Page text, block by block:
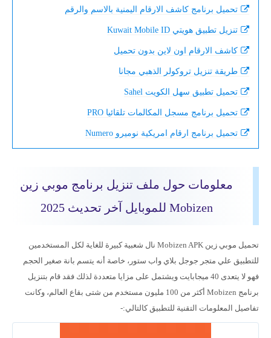
تحميل برنامج كاشف الارقام اليمنية بالاسم والرقم
تنزيل تطبيق هويتي Kuwait Mobile ID
كاشف الارقام اون لاين بدون تحميل
طريقة تنزيل تروكولر الذهبي مجانا
تحميل تطبيق سهل الكويت Sahel
تحميل برنامج مسجل المكالمات تلقائيا PRO
تحميل برنامج ارقام امريكية نوميرو Numero
معلومات حول ملف تنزيل برنامج موبي زين
Mobizen للموبايل آخر تحديث 2025
تحميل موبي زين Mobizen APK نال شعبية كبيرة للغاية لكل المستخدمين
للتطبيق علي متجر جوجل بلاي واب ستور، خاصة أنه يتسم بانة صغير الحجم
فهو لا يتعدى 40 ميجابايت ويشتمل على مزايا متعددة لذلك فقد قام بتنزيل
برنامج Mobizen أكثر من 100 مليون مستخدم من شتى بقاع العالم، وكانت
تفاصيل المعلومات التقنية للتطبيق كالتالي:-